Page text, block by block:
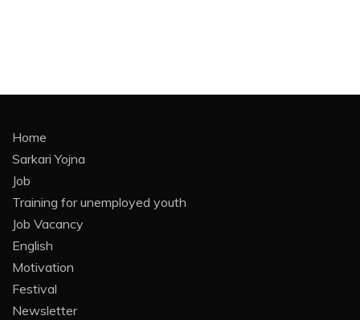
Home
Sarkari Yojna
Job
Training for unemployed youth
Job Vacancy
English
Motivation
Festival
Newsletter